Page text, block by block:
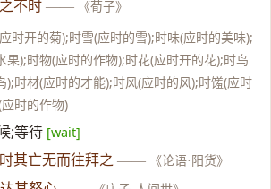
不时 —— 《荀子》
时开的菊);时雪(应时的雪);时味(应时的美味);
果);时物(应时的作物);时花(应时开的花);时鸟
);时材(应时的才能);时风(应时的风);时馐(应时
时的作物)
;等待 [wait]
其亡无而往拜之 —— 《论语·阳货》